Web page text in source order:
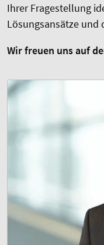
Ihrer Fragestellung
Lösungsansätze
Wir freuen uns auf